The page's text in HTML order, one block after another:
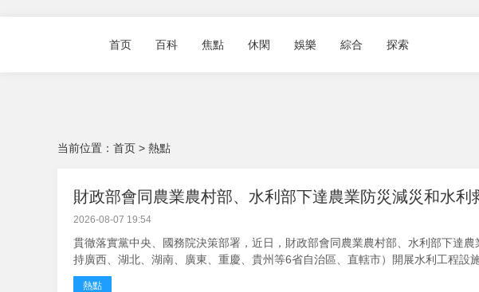
首页 百科 焦點 休閑 娛樂 綜合 探索
当前位置： 首页 > 熱點
財政部會同農業農村部、水利部下達農業防災減災和水利
2026-08-07 19:54
貫徹落實黨中央、國務院決策部署，近日，財政部會同農業農村部、水利部下達
持廣西、湖北、湖南、廣東、重慶、貴州等6省自治區、直轄市）開展水利工程設
熱點